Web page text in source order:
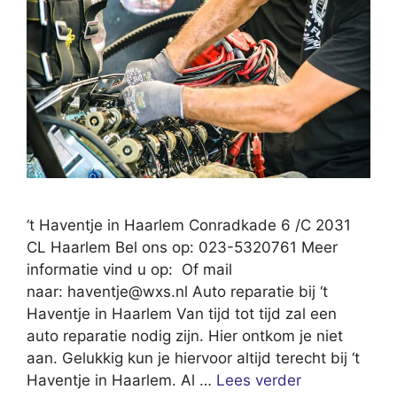
‘t Haventje in Haarlem Conradkade 6 /C 2031
CL Haarlem Bel ons op: 023-5320761 Meer
informatie vind u op: Of mail
naar: haventje@wxs.nl Auto reparatie bij ‘t
Haventje in Haarlem Van tijd tot tijd zal een
auto reparatie nodig zijn. Hier ontkom je niet
aan. Gelukkig kun je hiervoor altijd terecht bij ‘t
Haventje in Haarlem. Al … Lees verder